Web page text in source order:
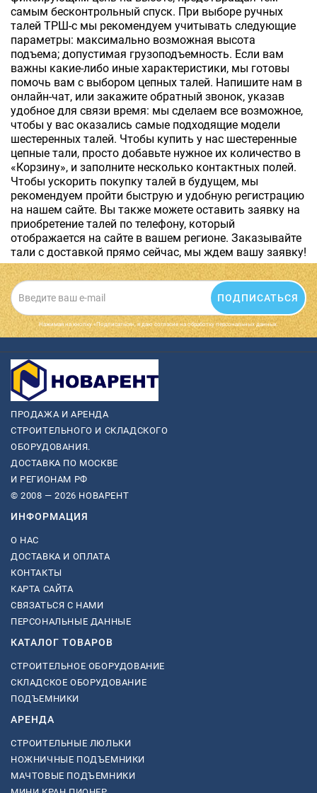
самым бесконтрольный спуск. При выборе ручных
талей ТРШ-с мы рекомендуем учитывать следующие
параметры: максимально возможная высота
подъема; допустимая грузоподъемность. Если вам
важны какие-либо иные характеристики, мы готовы
помочь вам с выбором цепных талей. Напишите нам в
онлайн-чат, или закажите обратный звонок, указав
удобное для связи время: мы сделаем все возможное,
чтобы у вас оказались самые подходящие модели
шестеренных талей. Чтобы купить у нас шестеренные
цепные тали, просто добавьте нужное их количество в
«Корзину», и заполните несколько контактных полей.
Чтобы ускорить покупку талей в будущем, мы
рекомендуем пройти быструю и удобную регистрацию
на нашем сайте. Вы также можете оставить заявку на
приобретение талей по телефону, который
отображается на сайте в вашем регионе. Заказывайте
тали с доставкой прямо сейчас, мы ждем вашу заявку!
ПОДПИСАТЬСЯ
Нажимая на кнопку «Подписаться», я даю cогласие на обработку персональных данных.
ПРОДАЖА И АРЕНДА
СТРОИТЕЛЬНОГО И СКЛАДСКОГО
ОБОРУДОВАНИЯ.
ДОСТАВКА ПО МОСКВЕ
И РЕГИОНАМ РФ
© 2008 — 2026 НОВАРЕНТ
ИНФОРМАЦИЯ
О НАС
ДОСТАВКА И ОПЛАТА
КОНТАКТЫ
КАРТА САЙТА
СВЯЗАТЬСЯ С НАМИ
ПЕРСОНАЛЬНЫЕ ДАННЫЕ
КАТАЛОГ ТОВАРОВ
СТРОИТЕЛЬНОЕ ОБОРУДОВАНИЕ
СКЛАДСКОЕ ОБОРУДОВАНИЕ
ПОДЪЕМНИКИ
АРЕНДА
СТРОИТЕЛЬНЫЕ ЛЮЛЬКИ
НОЖНИЧНЫЕ ПОДЪЕМНИКИ
МАЧТОВЫЕ ПОДЪЕМНИКИ